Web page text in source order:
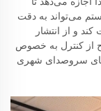
می‌تواند به دقت
و از انتشار
از کنترل به خصوص
سروصدای شهری